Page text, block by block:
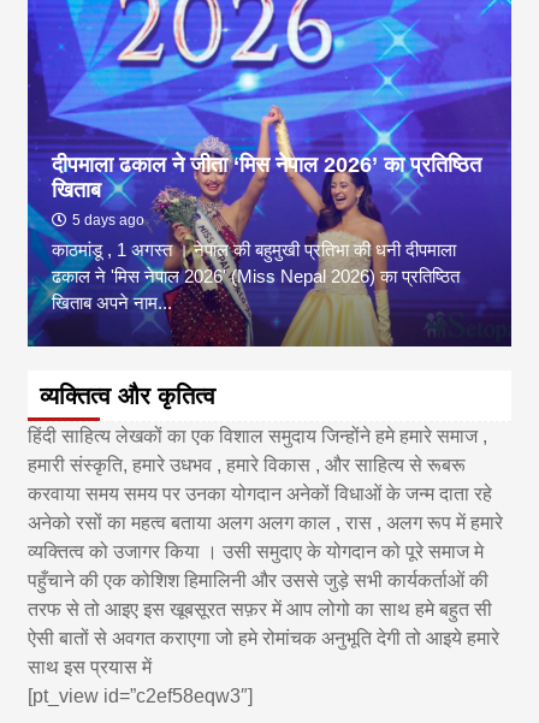
दीपमाला ढकाल ने जीता ‘मिस नेपाल 2026’ का प्रतिष्ठित
खिताब
5 days ago
काठमांडू , 1 अगस्त । नेपाल की बहुमुखी प्रतिभा की धनी दीपमाला
ढकाल ने 'मिस नेपाल 2026' (Miss Nepal 2026) का प्रतिष्ठित
खिताब अपने नाम...
व्यक्तित्व और कृतित्व
हिंदी साहित्य लेखकों का एक विशाल समुदाय जिन्होंने हमे हमारे समाज ,
हमारी संस्कृति, हमारे उधभव , हमारे विकास , और साहित्य से रूबरू
करवाया समय समय पर उनका योगदान अनेकों विधाओं के जन्म दाता रहे
अनेको रसों का महत्व बताया अलग अलग काल , रास , अलग रूप में हमारे
व्यक्तित्व को उजागर किया । उसी समुदाए के योगदान को पूरे समाज मे
पहुँचाने की एक कोशिश हिमालिनी और उससे जुड़े सभी कार्यकर्ताओं की
तरफ से तो आइए इस खूबसूरत सफ़र में आप लोगो का साथ हमे बहुत सी
ऐसी बातों से अवगत कराएगा जो हमे रोमांचक अनुभूति देगी तो आइये हमारे
साथ इस प्रयास में
[pt_view id=”c2ef58eqw3″]